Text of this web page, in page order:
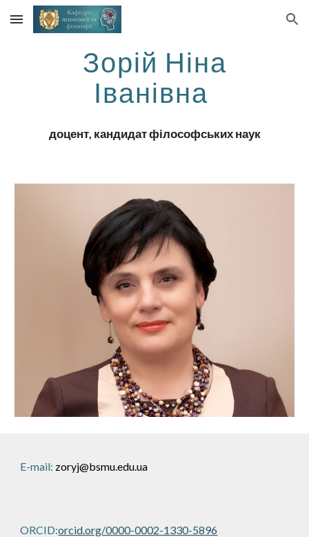
Skip to main content Skip to navigation
Зорій Ніна
Іванівна
доцент, кандидатфілософськихнаук
E-mail: zoryj@bsmu.edu.ua
ORCID:orcid.org/0000-0002-1330-5896